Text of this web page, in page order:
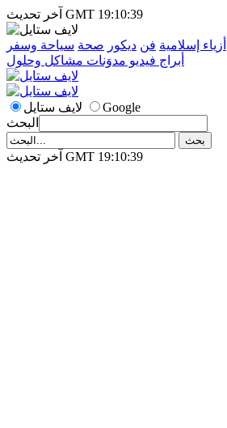
آخر تحديث GMT 19:10:39
أزياء إسلامية فن ديكور صحة سياحة وسفر
أبراج فيديو مدوَنات مشاكل وحلول
لايف ستايل
Google
البحث
آخر تحديث GMT 19:10:39